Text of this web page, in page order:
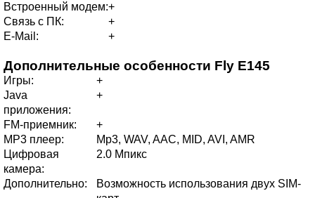
Встроенный модем:+
Связь с ПК:
+
E-Mail:
+
Дополнительные особенности Fly E145
Игры:
+
Java
приложения:
+
FM-приемник:
+
MP3 плеер:
Mp3, WAV, AAC, MID, AVI, AMR
Цифровая
камера:
2.0 Мпикс
Дополнительно:
Возможность использования двух SIM-